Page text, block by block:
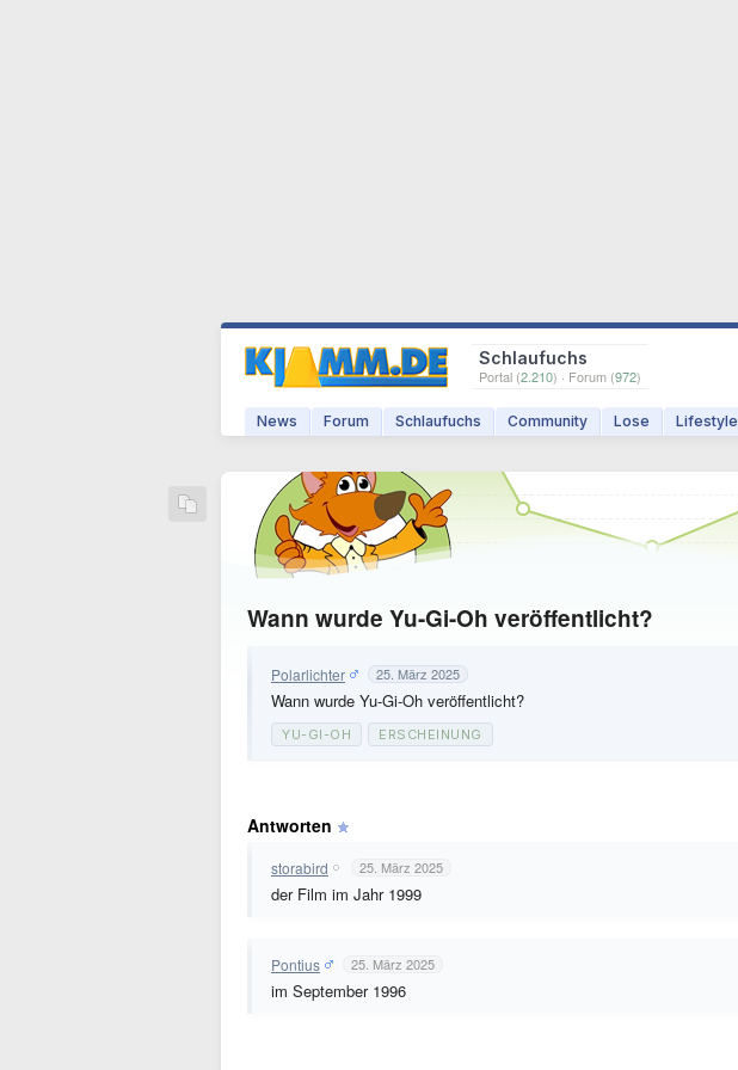
Schlaufuchs
Portal (2.210) · Forum (972)
News Forum Schlaufuchs Community Lose Lifestyle
Wann wurde Yu-Gi-Oh veröffentlicht?
Polarlichter 25. März 2025
Wann wurde Yu-Gi-Oh veröffentlicht?
YU-GI-OH ERSCHEINUNG
Antworten
storabird 25. März 2025
der Film im Jahr 1999
Pontius 25. März 2025
im September 1996